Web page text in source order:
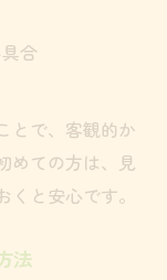
合
とで、客観的か
めての方は、見
と安心です。
法